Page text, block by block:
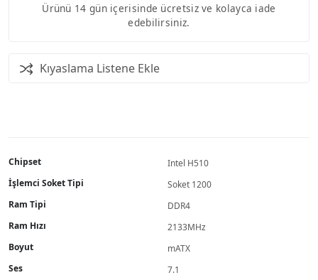
Ürünü 14 gün içerisinde ücretsiz ve kolayca iade
edebilirsiniz.
Kıyaslama Listene Ekle
Chipset
Intel H510
İşlemci Soket Tipi
Soket 1200
Ram Tipi
DDR4
Ram Hızı
2133MHz
Boyut
mATX
Ses
7.1